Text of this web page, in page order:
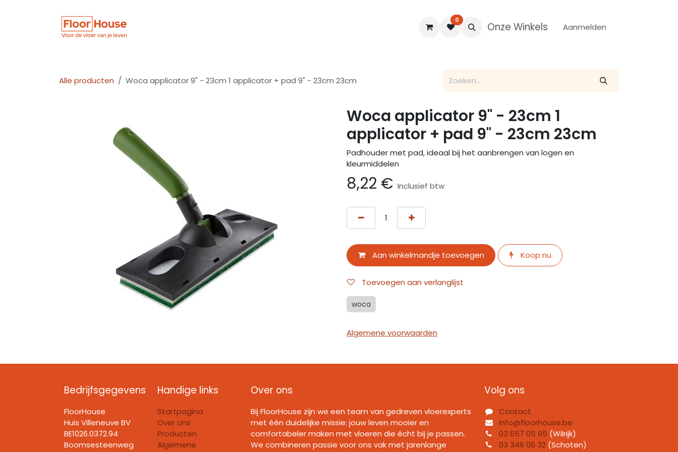
Blogs
0
Onze Winkels Aanmelden
Alle producten Woca applicator 9" - 23cm 1 applicator + pad 9" - 23cm 23cm
Woca applicator 9" - 23cm 1
applicator + pad 9" - 23cm 23cm
Padhouder met pad, ideaal bij het aanbrengen van logen en
kleurmiddelen
8,22 € Inclusief btw
Aan winkelmandje toevoegen Koop nu
Toevoegen aan verlanglijst
woca
Algemene voorwaarden
Volg ons
Contact
info@floorhouse.be
03 657 05 95 (Wilrijk)
03 346 06 32(Schoten)
Over ons
Bij FloorHouse zijn we een team van gedreven vloerexperts
met één duidelijke missie: jouw leven mooier en
comfortabeler maken met vloeren die écht bij je passen.
We combineren passie voor ons vak met jarenlange
Handige links
Startpagina
Over ons
Producten
Algemene
Bedrijfsgegevens
FloorHouse
Huis Villeneuve BV​
BE1026.0372.94
Boomsesteenweg